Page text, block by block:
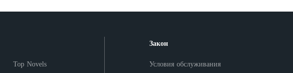
Top Novels
Закон
Условия обслуживания